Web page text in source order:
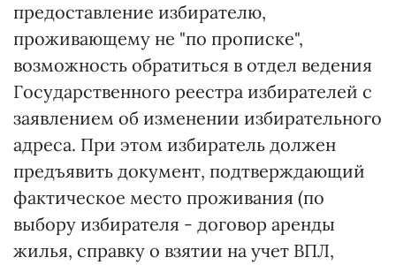
предоставление избирателю,
проживающему не "по прописке",
возможность обратиться в отдел ведения
Государственного реестра избирателей с
заявлением об изменении избирательного
адреса. При этом избиратель должен
предъявить документ, подтверждающий
фактическое место проживания (по
выбору избирателя - договор аренды
жилья, справку о взятии на учет ВПЛ,